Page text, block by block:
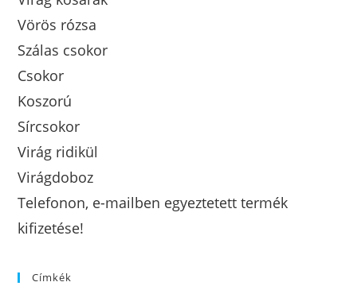
Vörös rózsa
Szálas csokor
Csokor
Koszorú
Sírcsokor
Virág ridikül
Virágdoboz
Telefonon, e-mailben egyeztetett termék
kifizetése!
Címkék